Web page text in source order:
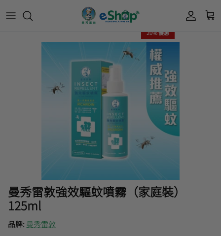
曼秀雷敦
Mentholatum
樂敦 Rohto
肌研 Hada
Labo
品牌歷史及企業宗旨
為消費者提供潤唇膏、男士護膚、女士護膚、
防曬、抗痘等護膚品、50惠養髮及樂敦眼藥水
藥品等產品，以滿足香港不同消費者的需要。
肌研極潤保濕冰感霜優惠券
肌研極潤保濕化妝水現金券
會員獎賞計劃
積分兌換獎賞教學
肌研 Hada Labo 優惠
20% 優惠
曼秀雷敦強效驅蚊噴霧（家庭裝）
125ml
品牌: 曼秀雷敦